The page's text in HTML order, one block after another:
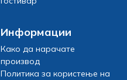
Информации
Како да нарачате
производ
Политика за користење на